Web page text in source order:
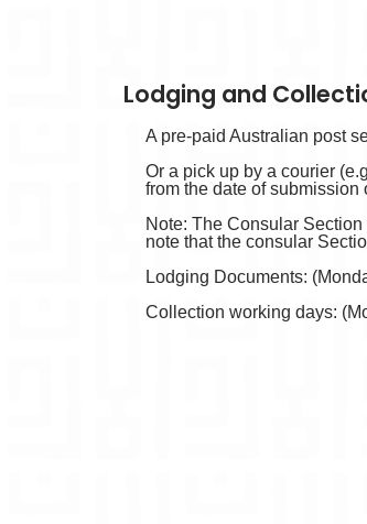
Lodging and
A pre-paid Australian post
Or a pick up by a courier
from the date of submission
Note: The Consular
note that the consular
Lodging Documents:
Collection working days: